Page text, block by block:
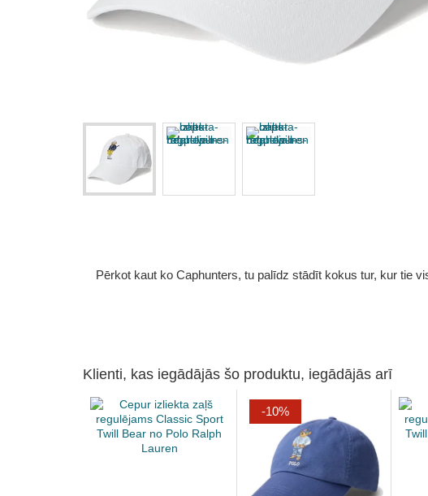
Pērkot kaut ko Caphunters, tu palīdz stādīt kokus tur, kur tie
Klienti, kas iegādājās šo produktu, iegādājās arī
-10%